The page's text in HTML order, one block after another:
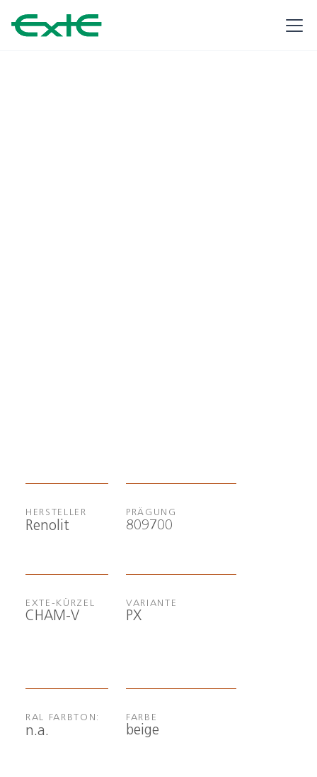
HERSTELLER
Renolit
EXTE-KÜRZEL
CHAM-V
PRÄGUNG
809700
VARIANTE
PX
RAL FARBTON:
n.a.
FARBE
beige